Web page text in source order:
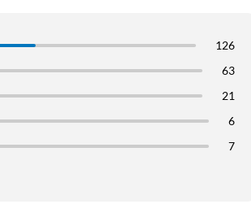
126
63
21
6
7